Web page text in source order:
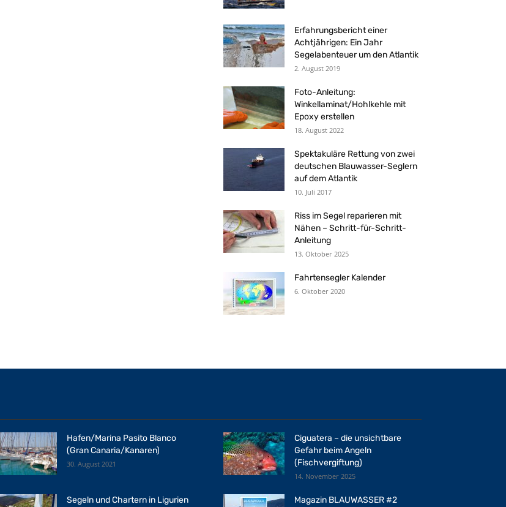
Erfahrungsbericht einer
Achtjährigen: Ein Jahr
Segelabenteuer um den Atlantik
2. August 2019
Foto-Anleitung:
Winkellaminat/Hohlkehle mit
Epoxy erstellen
18. August 2022
Spektakuläre Rettung von zwei
deutschen Blauwasser-Seglern
auf dem Atlantik
10. Juli 2017
Riss im Segel reparieren mit
Nähen – Schritt-für-Schritt-
Anleitung
13. Oktober 2025
Fahrtensegler Kalender
6. Oktober 2020
Hafen/Marina Pasito Blanco
(Gran Canaria/Kanaren)
30. August 2021
Ciguatera – die unsichtbare
Gefahr beim Angeln
(Fischvergiftung)
14. November 2025
Segeln und Chartern in Ligurien Magazin BLAUWASSER #2